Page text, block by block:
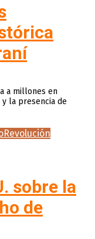
a millones en
la presencia de
Revolución
sobre la
de